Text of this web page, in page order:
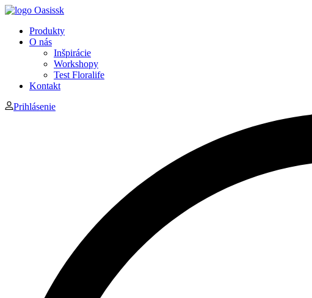
Produkty
O nás
Inšpirácie
Workshopy
Test Floralife
Kontakt
Prihlásenie